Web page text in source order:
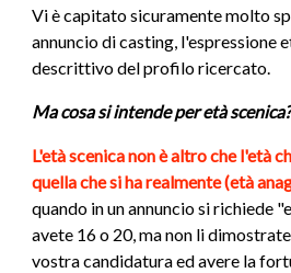
Vi è capitato sicuramente molto
annuncio di casting, l'espressione
descrittivo del profilo ricercato.
Ma cosa si intende per età scenica?
L'età scenica non è altro che l'età
quella che si ha realmente (età
quando in un annuncio si richiede
avete 16 o 20, ma non li
vostra candidatura ed avere la